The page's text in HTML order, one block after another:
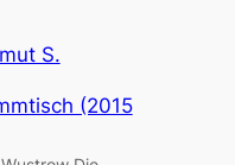
S.
(2015